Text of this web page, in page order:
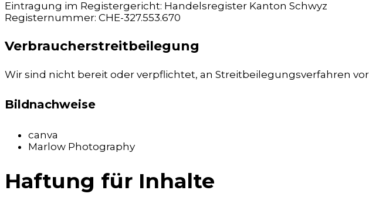
Eintragung im Registergericht: Handelsregister Kanton Schwyz
Registernummer: CHE-327.553.670
Verbraucherstreitbeilegung
Wir sind nicht bereit oder verpflichtet, an Streitbeilegungsverfahren
Bildnachweise
canva
Marlow Photography
Haftung für Inhalte